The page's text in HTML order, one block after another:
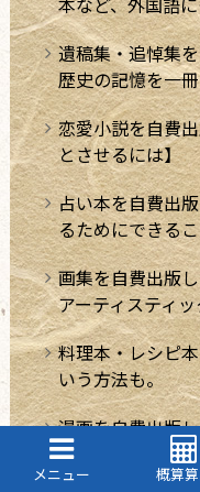
メニュー 概算
遺稿集・追悼集
歴史の記憶を一
恋愛小説を自費
とさせるには】
占い本を自費出
るためにできる
画集を自費出版
アーティスティ
料理本・レシピ
いう方法も。
漫画を自費出版
ZINE・リトルプ